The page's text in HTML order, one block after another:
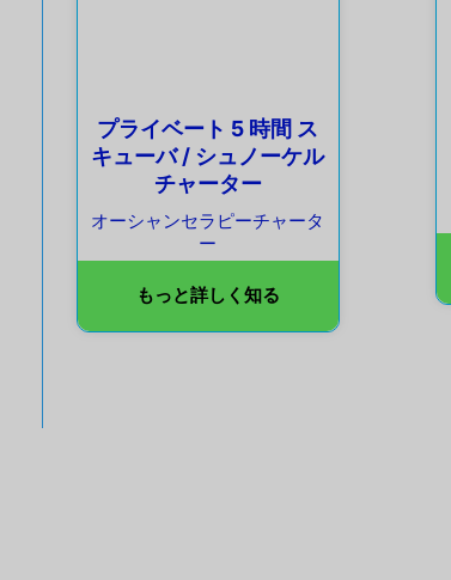
プライベート 5 時間 ス
キューバ / シュノーケル
チャーター
オーシャンセラピーチャータ
ー
もっと詳しく知る